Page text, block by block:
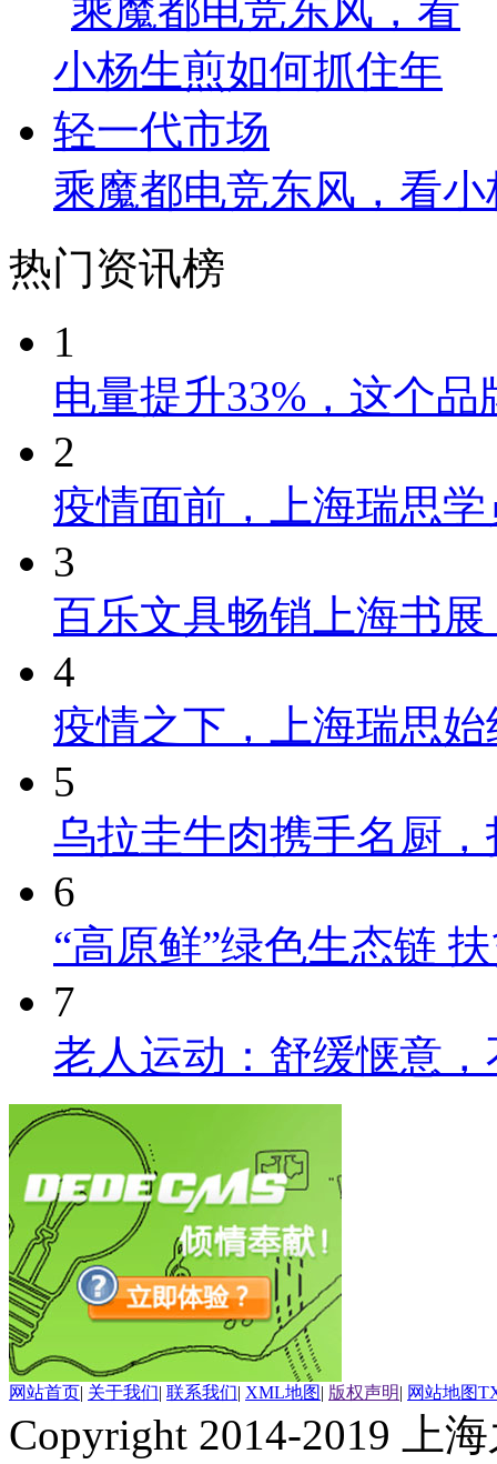
乘魔都电竞东风，看
热门资讯榜
1
电量提升33%，这个
2
疫情面前，上海瑞思
3
百乐文具畅销上海书
4
疫情之下，上海瑞思
5
乌拉圭牛肉携手名厨
6
“高原鲜”绿色生态链
7
老人运动：舒缓惬意
网站首页| 关于我们| 联系我们| XML地图| 版权声明| 网站地图
Copyright 2014-2019 上